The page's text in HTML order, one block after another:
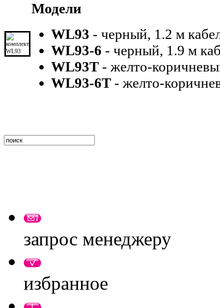
Модели
WL93 - черный, 1.2 м
WL93-6 - черный, 1.9 м
WL93T - желто-
WL93-6T - желто-
запрос менеджеру
избранное